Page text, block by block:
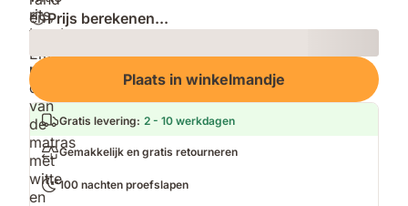
Prijs berekenen...
Loading
Plaats in winkelmandje
Gratis levering: 2 - 10 werkdagen
Gemakkelijk en gratis retourneren
100 nachten proefslapen